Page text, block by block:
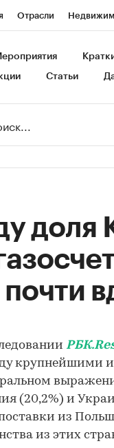
Отрасли
Газета Статьи
доля
крупнейшими
(20,2%) и
из
из этих